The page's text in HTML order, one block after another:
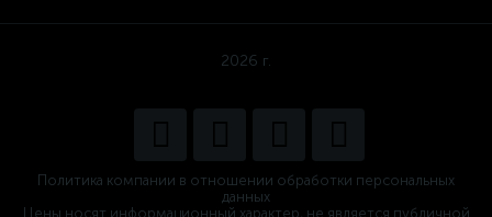
2026 г.
Политика компании в отношении обработки персональных
данных
Цены носят информационный характер, не является публичной